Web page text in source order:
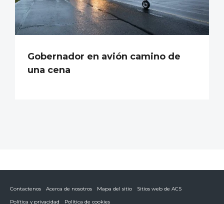
Gobernador en avión camino de
una cena
Contactenos Acerca de nosotros Mapa del sitio
Sitios web de ACS
Política y privacidad
Política de cookies